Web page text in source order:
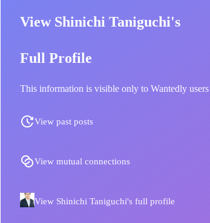
View Shinichi Taniguchi's
Full Profile
This information is visible only to Wantedly users
View past posts
View mutual connections
View Shinichi Taniguchi's full profile